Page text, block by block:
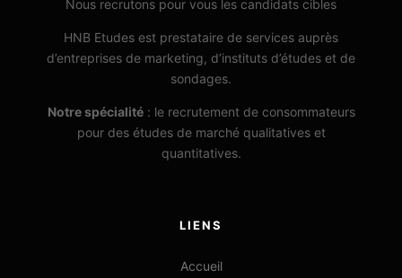
Nous recrutons pour vous les candidats cibles
HNB Etudes est prestataire de services auprès
d’entreprises de marketing, d’instituts d’études et de
sondages.
Notre spécialité: le recrutement de consommateurs
pour des études de marché qualitatives et
quantitatives.
LIENS
Accueil